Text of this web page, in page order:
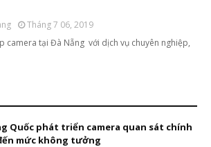
Tháng 7 06, 2019
camera tại Đà Nẵng với dịch vụ chuyên nghiệp,
Quốc phát triển camera quan sát chính
mức không tưởng